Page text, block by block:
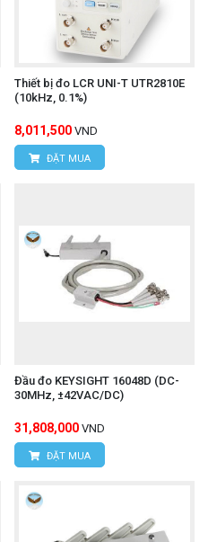
Thiết bị đo LCR UNI-T UTR2810E
(10kHz, 0.1%)
8,011,500 VND
ĐẶT MUA
Đầu đo KEYSIGHT 16048D (DC-
30MHz, ±42VAC/DC)
31,808,000 VND
ĐẶT MUA